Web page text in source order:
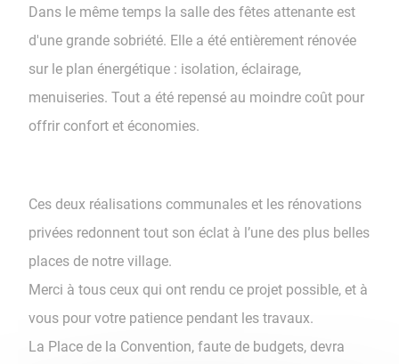
Dans le même temps la salle des fêtes attenante est
d'une grande sobriété. Elle a été entièrement rénovée
sur le plan énergétique : isolation, éclairage,
menuiseries. Tout a été repensé au moindre coût pour
offrir confort et économies.
Ces deux réalisations communales et les rénovations
privées redonnent tout son éclat à l’une des plus belles
places de notre village.
Merci à tous ceux qui ont rendu ce projet possible, et à
vous pour votre patience pendant les travaux.
La Place de la Convention, faute de budgets, devra